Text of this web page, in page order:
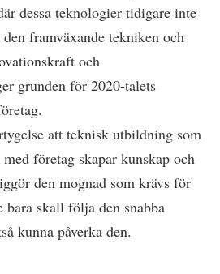
dessa teknologier tidigare inte
framväxande tekniken och
och
grunden för 2020-talets
att teknisk utbildning som
företag skapar kunskap och
den mognad som krävs för
skall följa den snabba
kunna påverka den.